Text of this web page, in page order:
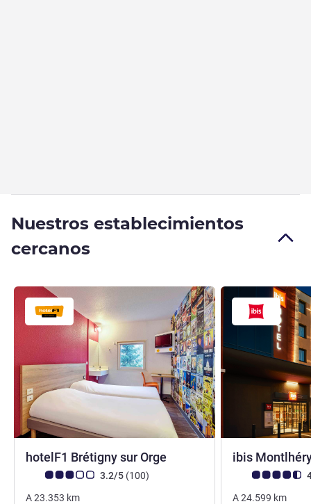
Nuestros establecimientos
cercanos
hotelF1 Brétigny sur Orge
Nota de clientes de Avis (Clasificación de ALL)
3.2/5 (100opiniones
)
A23.353 km
ibis
Nota de clientes
A24.599 km